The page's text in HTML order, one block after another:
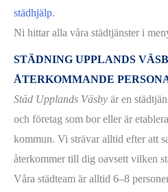
städhjälp.
Ni hittar alla våra städtjänster i
STÄDNING UPPLANDS
ÅTERKOMMANDE
Städ Upplands Väsby är en
och företag som bor eller är
kommun. Vi strävar alltid efter att
återkommer till dig oavsett vilken
Våra städteam är alltid 6–8